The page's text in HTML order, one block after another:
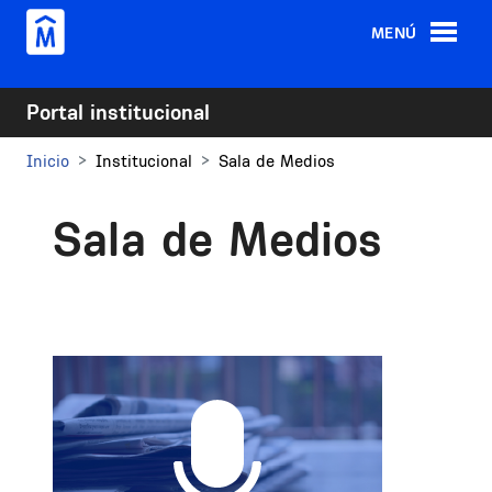
Pasar al contenido principal
MENÚ
Portal institucional
Inicio Institucional Sala de Medios
Sala de Medios